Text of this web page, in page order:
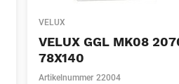
VELUX
VELUX GGL MK08
78X140
Artikelnummer 22004